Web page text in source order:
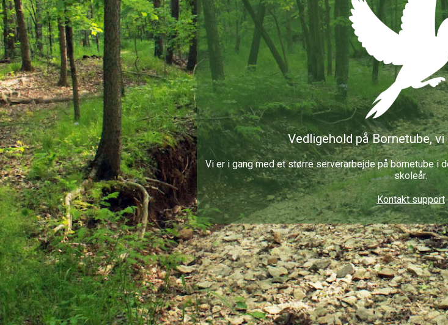
Vedligehold på Bornetube,
Vi er i gang med et større serverarbejde på bornetube i
skoleår.
Kontakt support